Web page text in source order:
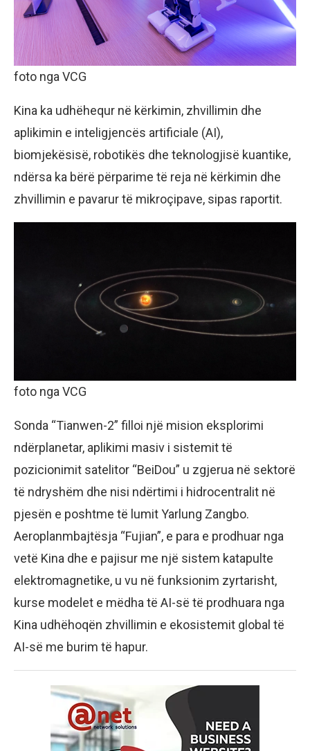
foto nga VCG
Kina ka udhëhequr në kërkimin, zhvillimin dhe
aplikimin e inteligjencës artificiale (AI),
biomjekësisë, robotikës dhe teknologjisë kuantike,
ndërsa ka bërë përparime të reja në kërkimin dhe
zhvillimin e pavarur të mikroçipave, sipas raportit.
foto nga VCG
Sonda “Tianwen-2” filloi një mision eksplorimi
ndërplanetar, aplikimi masiv i sistemit të
pozicionimit satelitor “BeiDou” u zgjerua në sektorë
të ndryshëm dhe nisi ndërtimi i hidrocentralit në
pjesën e poshtme të lumit Yarlung Zangbo.
Aeroplanmbajtësja “Fujian”, e para e prodhuar nga
vetë Kina dhe e pajisur me një sistem katapulte
elektromagnetike, u vu në funksionim zyrtarisht,
kurse modelet e mëdha të AI-së të prodhuara nga
Kina udhëhoqën zhvillimin e ekosistemit global të
AI-së me burim të hapur.